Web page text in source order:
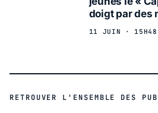
doigt par des
11 JUIN · 15H48
RETROUVER L'ENSEMBLE DES